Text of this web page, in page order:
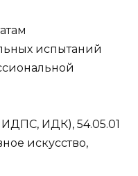
испытаний
ИДК), 54.05.01
искусство,